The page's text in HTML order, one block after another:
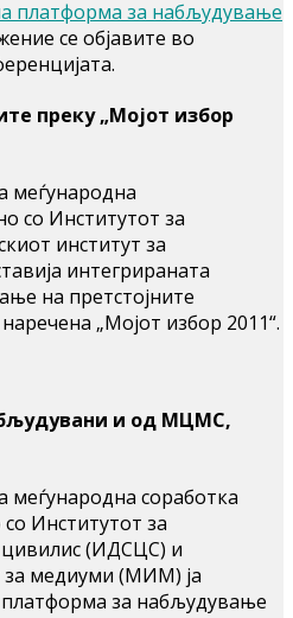
платформа за набљудување
се објавите во
преку „Мојот избор
меѓународна
со Институтот за
институт за
интегрираната
на претстојните
„Мојот избор 2011“.
и од МЦМС,
меѓународна соработка
Институтот за
цивилис (ИДСЦС) и
за медиуми (МИМ) ја
за набљудување